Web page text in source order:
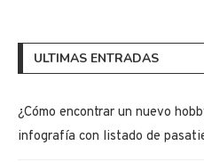
ULTIMAS ENTRADAS
¿Cómo encontrar un nuevo
infografía con listado de